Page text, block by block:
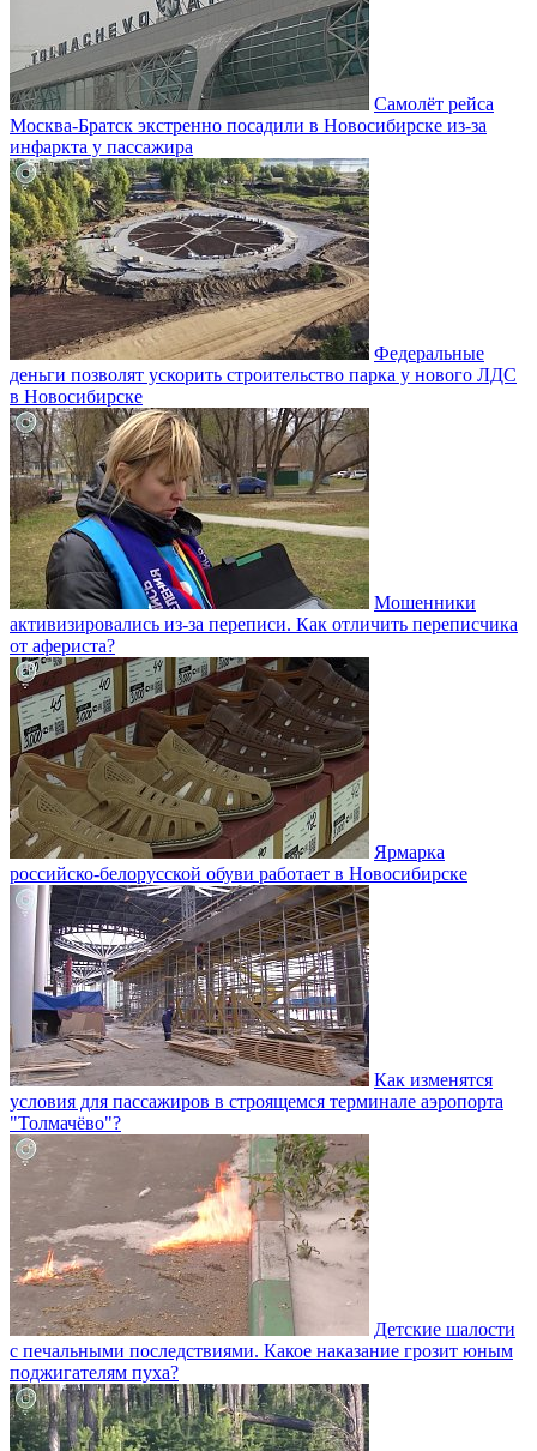
Самолёт рейса
Москва-Братск экстренно посадили в Новосибирске из-за
инфаркта у пассажира
Федеральные
деньги позволят ускорить строительство парка у нового ЛДС
в Новосибирске
Мошенники
активизировались из-за переписи. Как отличить переписчика
от афериста?
Ярмарка
российско-белорусской обуви работает в Новосибирске
Как изменятся
условия для пассажиров в строящемся терминале аэропорта
"Толмачёво"?
Детские шалости
с печальными последствиями. Какое наказание грозит юным
поджигателям пуха?